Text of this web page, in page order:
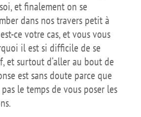
et finalement on se
dans nos travers petit à
ce votre cas, et vous vous
il est si difficile de se
et surtout d’aller au bout de
est sans doute parce que
le temps de vous poser les